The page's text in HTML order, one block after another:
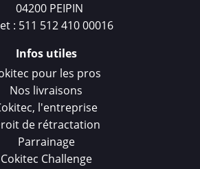
04200 PEIPIN
: 511 512 410 00016
Infos utiles
pour les pros
Nos livraisons
l'entreprise
de rétractation
Parrainage
Cokitec Challenge